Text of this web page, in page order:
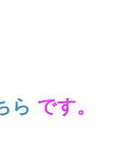
ら です。